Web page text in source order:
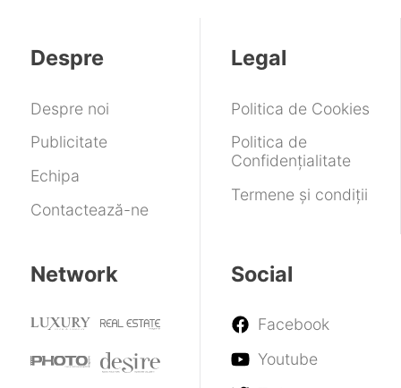
Despre
Despre noi
Publicitate
Echipa
Contactează-ne
Legal
Politica de Cookies
Politica de
Confidențialitate
Termene și condiții
Network Social
Facebook
Youtube